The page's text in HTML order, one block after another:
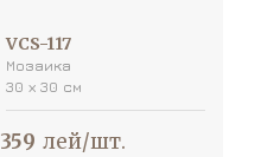
VCS-117
Мозаика
30 х 30 см
359 лей/шт.